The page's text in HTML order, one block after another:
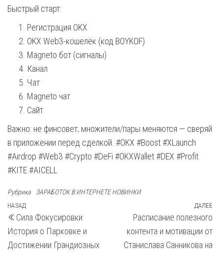
Быстрый старт:
Регистрация OKX
OKX Web3-кошелёк (код BOYKOF)
Magneto бот (сигналы)
Канал
Чат
Magneto чат
Сайт
Важно: не финсовет; множители/пары меняются — сверяй
в приложении перед сделкой. #OKX #Boost #XLaunch
#Airdrop #Web3 #Crypto #DeFi #OKXWallet #DEX #Profit
#KITE #AICELL
Рубрика ЗАРАБОТОК В ИНТЕРНЕТЕ НОВИНКИ
Навигация
по
записям
Предыдущая
запись
НАЗАД
Сила Фокусировки:
История о Парковке и
Достижении Грандиозных
ДАЛЕЕ
Расписание полезного
контента и мотивации от
Станислава Санникова на